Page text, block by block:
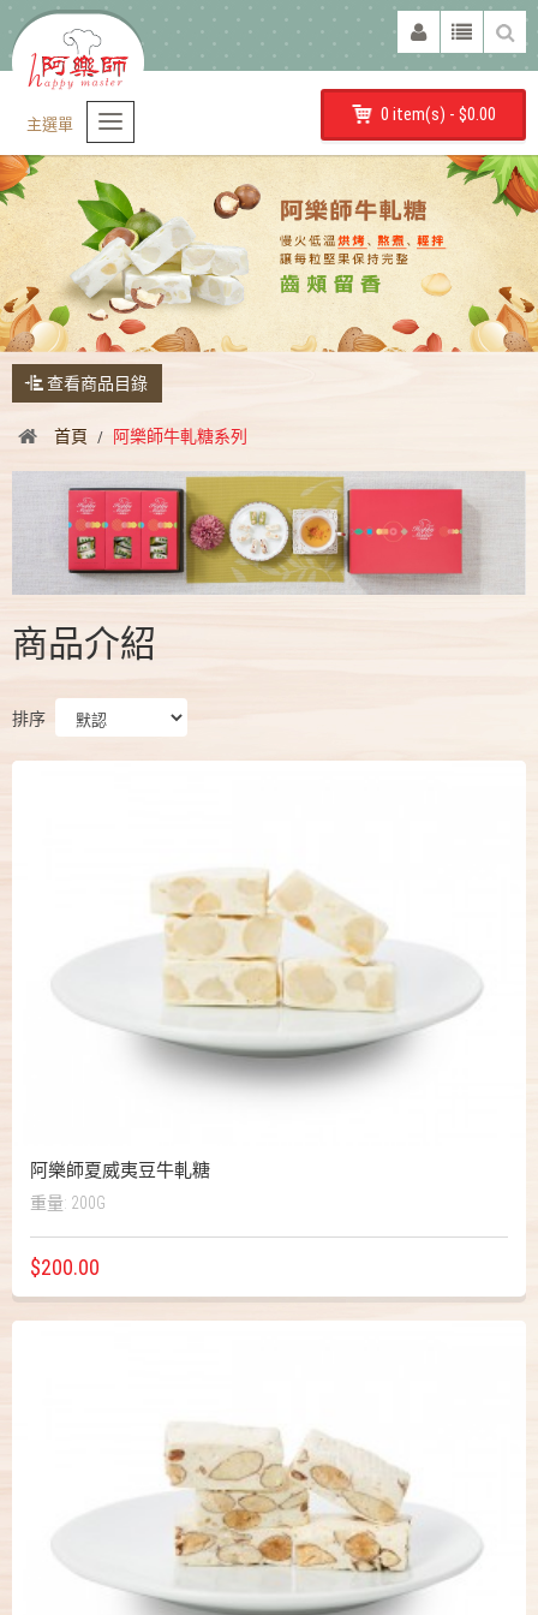
主選單 0 item(s) - $0.00
查看商品目錄
首頁 阿樂師牛軋糖系列
商品介紹
排序
阿樂師夏威夷豆牛軋糖
重量: 200G
$200.00